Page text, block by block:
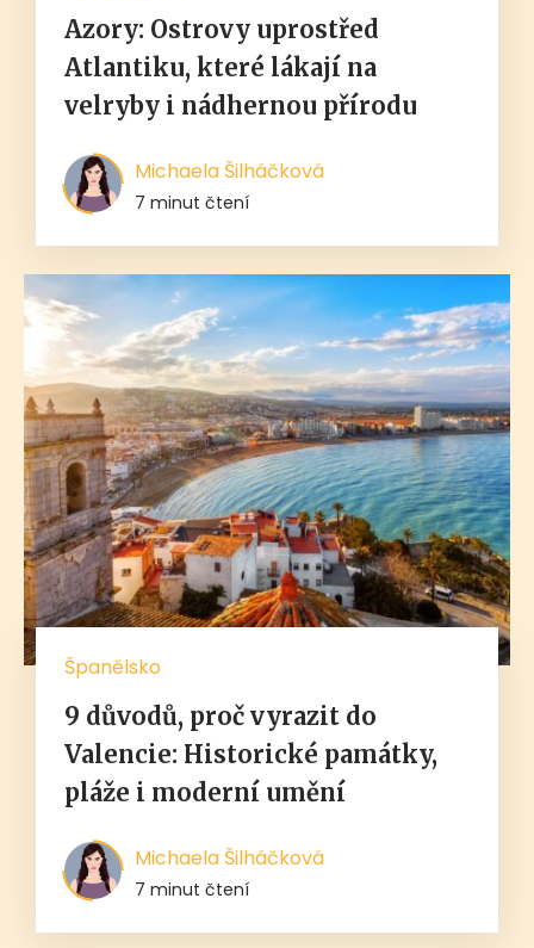
Azory: Ostrovy uprostřed
Atlantiku, které lákají na
velryby i nádhernou přírodu
Michaela Šilháčková
7 minut čtení
Španělsko
9 důvodů, proč vyrazit do
Valencie: Historické památky,
pláže i moderní umění
Michaela Šilháčková
7 minut čtení